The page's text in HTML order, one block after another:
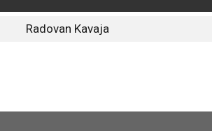
Radovan Kavaja